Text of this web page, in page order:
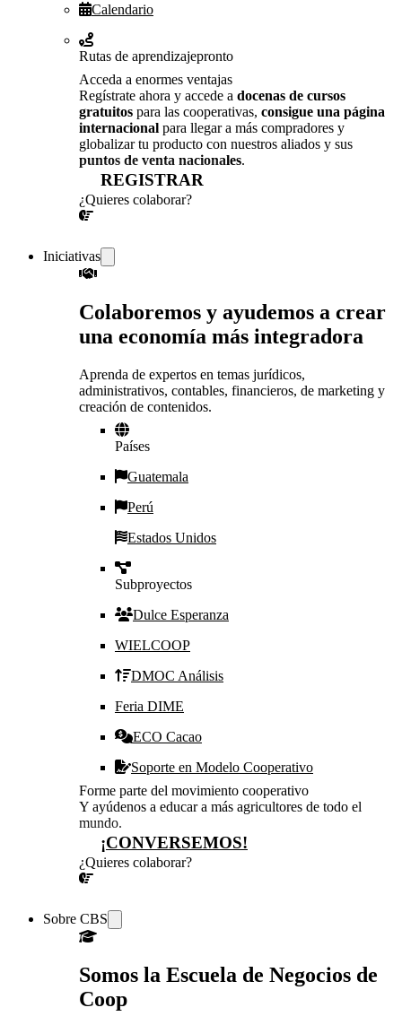
Calendario
Rutas de aprendizajepronto
Acceda a enormes ventajas
Regístrate ahora y accede a docenas de cursos
gratuitos para las cooperativas, consigue una página
internacional para llegar a más compradores y
globalizar tu producto con nuestros aliados y sus
puntos de venta nacionales.
REGISTRAR
¿Quieres colaborar?
Iniciativas
Colaboremos y ayudemos a crear
una economía más integradora
Aprenda de expertos en temas jurídicos,
administrativos, contables, financieros, de marketing y
creación de contenidos.
Países
Guatemala
Perú
Estados Unidos
Subproyectos
Dulce Esperanza
WIELCOOP
DMOC Análisis
Feria DIME
ECO Cacao
Soporte en Modelo Cooperativo
Forme parte del movimiento cooperativo
Y ayúdenos a educar a más agricultores de todo el
mundo.
¡CONVERSEMOS!
¿Quieres colaborar?
Sobre CBS
Somos la Escuela de Negocios de
Coop